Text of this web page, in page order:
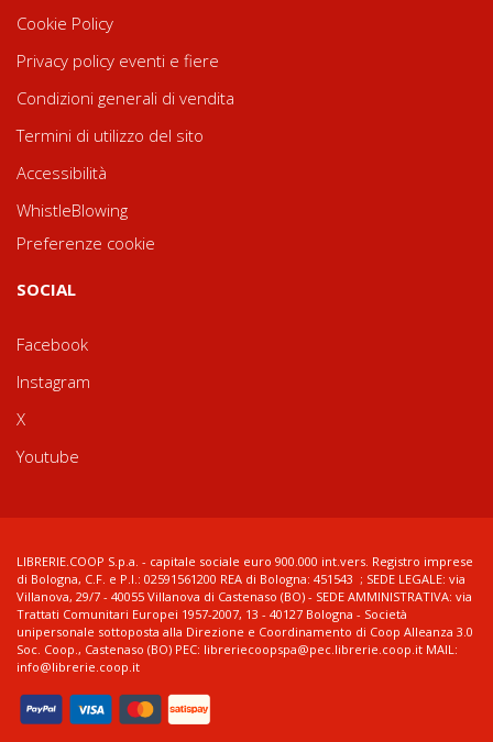
Cookie Policy
Privacy policy eventi e fiere
Condizioni generali di vendita
Termini di utilizzo del sito
Accessibilità
WhistleBlowing
Preferenze cookie
SOCIAL
Facebook
Instagram
X
Youtube
LIBRERIE.COOP S.p.a. - capitale sociale euro 900.000 int.vers. Registro imprese
di Bologna, C.F. e P.I.: 02591561200 REA di Bologna: 451543 ; SEDE LEGALE: via
Villanova, 29/7 - 40055 Villanova di Castenaso (BO) - SEDE AMMINISTRATIVA: via
Trattati Comunitari Europei 1957-2007, 13 - 40127 Bologna - Società
unipersonale sottoposta alla Direzione e Coordinamento di Coop Alleanza 3.0
Soc. Coop., Castenaso (BO) PEC: libreriecoopspa@pec.librerie.coop.it MAIL:
info@librerie.coop.it